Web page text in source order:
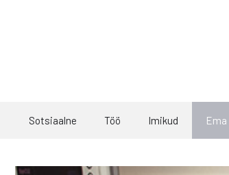
Sotsiaalne Töö Imikud Ema